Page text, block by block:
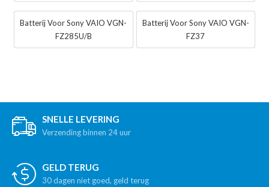
Batterij Voor Sony VAIO VGN-
FZ285U/B
Batterij Voor Sony VAIO VGN-
FZ37
SNELLE LEVERING
Verzending binnen 24 uur
GELD TERUG
30 dagen niet goed, geld terug